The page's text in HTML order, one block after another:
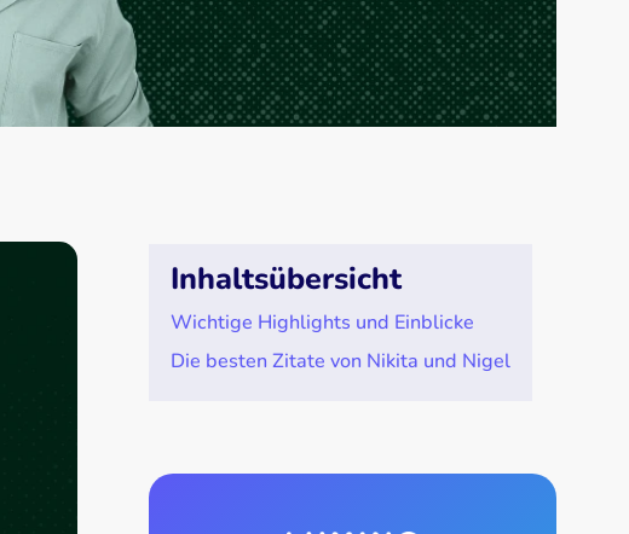
Inhaltsübersicht
Wichtige Highlights und Einblicke
Die besten Zitate von Nikita und Nigel